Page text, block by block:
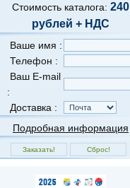
Стоимость каталога: 240
рублей + НДС
Ваше имя :
Телефон :
Ваш E-mail
:
Доставка :
Подробная информация